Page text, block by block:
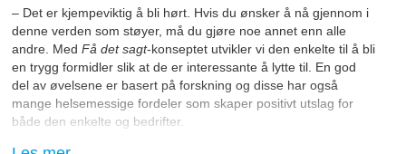
– Det er kjempeviktig å bli hørt. Hvis du ønsker å nå gjennom i
denne verden som støyer, må du gjøre noe annet enn alle
andre. MedFådet sagt-konseptet utvikler vi den enkelte til å bli
en trygg formidler slik at de er interessante å lytte til. En god
del av øvelsene er basert på forskning og disse har også
mange helsemessige fordeler som skaper positivt utslag for
både den enkelte og bedrifter.